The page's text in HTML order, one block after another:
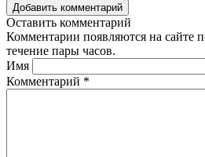
Добавить комментарий
Оставить комментарий
Комментарии появляются на сайте
течение пары часов.
Имя
Комментарий *